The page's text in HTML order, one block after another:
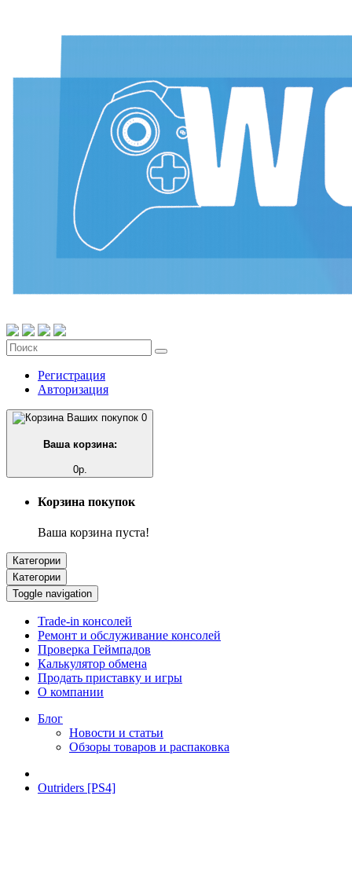
Регистрация
Авторизация
0
Ваша корзина:
0р.
Корзина покупок
Ваша корзина пуста!
Категории
Категории
Toggle navigation
Trade-in консолей
Ремонт и обслуживание консолей
Проверка Геймпадов
Калькулятор обмена
Продать приставку и игры
О компании
Блог
Новости и статьи
Обзоры товаров и распаковка
Outriders [PS4]